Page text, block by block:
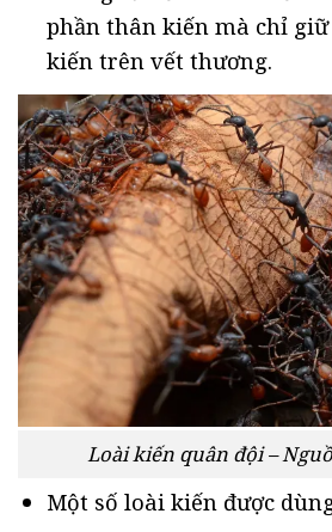
phần thân kiến mà chỉ
kiến trên vết thương.
Loài kiến quân đội –
Một số loài kiến được